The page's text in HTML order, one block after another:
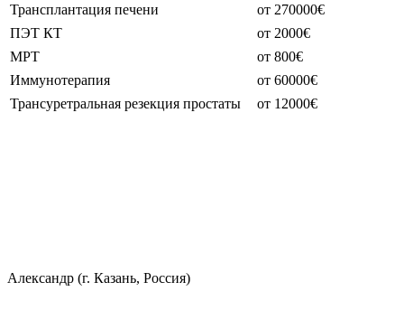
Трансплантация печени
от 270000€
ПЭТ КТ
от 2000€
МРТ
от 800€
Иммунотерапия
от 60000€
Трансуретральная резекция простаты
от 12000€
Александр (г. Казань, Россия)